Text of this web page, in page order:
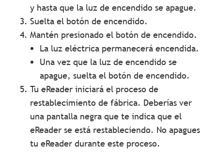
y hasta que la luz de encendido se apague.
Suelta el botón de encendido.
Mantén presionado el botón de encendido.
La luz eléctrica permanecerá encendida.
Una vez que la luz de encendido se
apague, suelta el botón de encendido.
Tu eReader iniciará el proceso de
restablecimiento de fábrica. Deberías ver
una pantalla negra que te indica que el
eReader se está restableciendo. No apagues
tu eReader durante este proceso.